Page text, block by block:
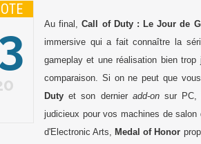
Au final,Call of Duty : Le Jour de
immersive qui a fait connaître la
gameplay et une réalisation bien trop
comparaison. Si on ne peut que
Duty et son dernier add-on sur PC,
judicieux pour vos machines de salon
d'Electronic Arts, Medal of Honor